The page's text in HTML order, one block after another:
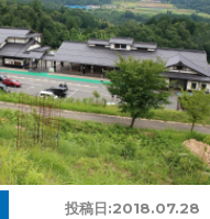
投稿日:2018.07.28